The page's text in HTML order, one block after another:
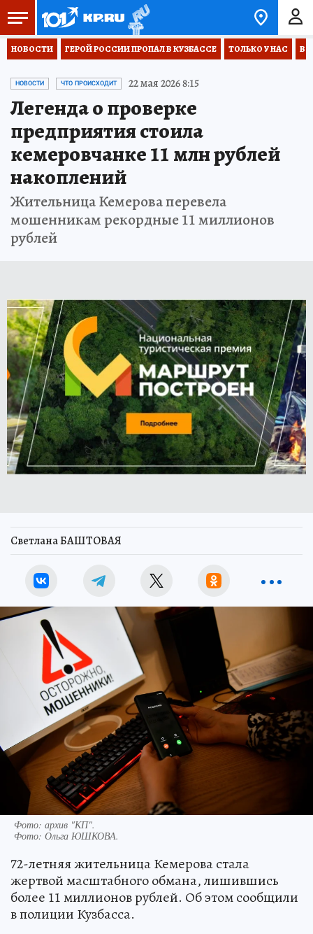
НОВОСТИ ГЕРОЙ РОССИИ ПРОПАЛ В КУЗБАССЕ ТОЛЬКО У НАС
НОВОСТИ ЧТО ПРОИСХОДИТ 22 мая 2026 8:15
Легенда о проверке
предприятия стоила
кемеровчанке 11 млн рублей
накоплений
Жительница Кемерова перевела
мошенникам рекордные 11 миллионов
рублей
Светлана БАШТОВАЯ
Фото: архив "КП".
Фото: Ольга ЮШКОВА.
72-летняя жительница Кемерова стала
жертвой масштабного обмана, лишившись
более 11 миллионов рублей. Об этом сообщили
в полиции Кузбасса.